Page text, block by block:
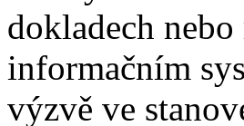
dokladech
informačním
výzvě ve